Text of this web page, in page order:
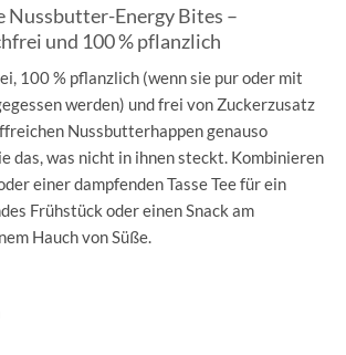
Energy Bites –
und 100 % pflanzlich
100 % pflanzlich (wenn sie pur oder mit
werden) und frei von Zuckerzusatz
Nussbutterhappen genauso
das, was nicht in ihnen steckt. Kombinieren
einer dampfenden Tasse Tee für ein
Frühstück oder einen Snack am
Hauch von Süße.